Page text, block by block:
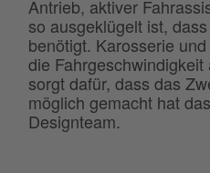
Antrieb, aktiver
so ausgeklügelt ist,
benötigt. Karosserie
die
sorgt dafür, dass das
möglich gemacht hat
Designteam.